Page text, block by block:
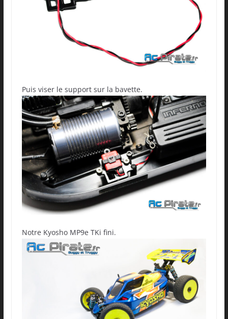
Puis viser le support sur la bavette.
Notre Kyosho MP9e TKi fini.